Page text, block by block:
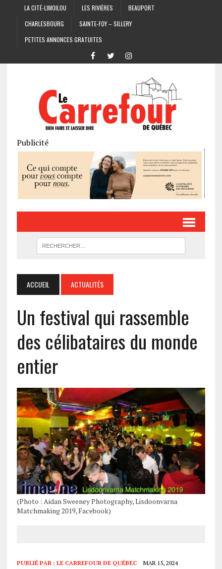
LA CITÉ-LIMOILOU LES RIVIÈRES
BEAUPORT
CHARLESBOURG
SAINTE-FOY – SILLERY
PETITES ANNONCES GRATUITES
Publicité
ACCUEIL ACTUALITÉS
Un festival qui rassemble
des célibataires du monde
entier
(Photo : Aidan Sweeney Photography, Lisdoonvarna
Matchmaking 2019, Facebook)
PUBLIÉ PAR : LE CARREFOUR DE QUÉBEC MAR 15, 2024